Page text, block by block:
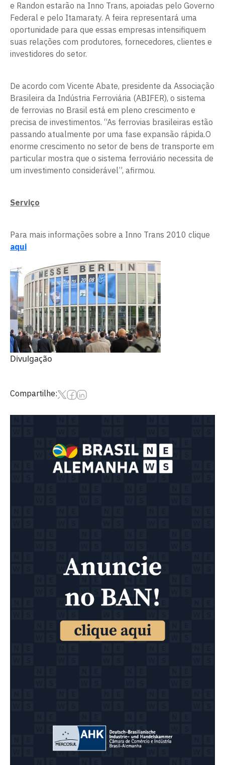
e Randon estarão na Inno Trans, apoiadas pelo Governo
Federal e pelo Itamaraty. A feira representará uma
oportunidade para que essas empresas intensifiquem
suas relações com produtores, fornecedores, clientes e
investidores do setor.
De acordo com Vicente Abate, presidente da Associação
Brasileira da Indústria Ferroviária (ABIFER), o sistema
de ferrovias no Brasil está em pleno crescimento e
precisa de investimentos. “As ferrovias brasileiras estão
passando atualmente por uma fase expansão rápida.O
enorme crescimento no setor de bens de transporte em
particular mostra que o sistema ferroviário necessita de
um investimento considerável”, afirmou.
Serviço
Para mais informações sobre a Inno Trans 2010 clique
aqui
Divulgação
Compartilhe: